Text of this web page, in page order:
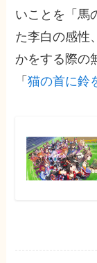
いことを「馬
た李白の感性
かをする際の
「猫の首に鈴